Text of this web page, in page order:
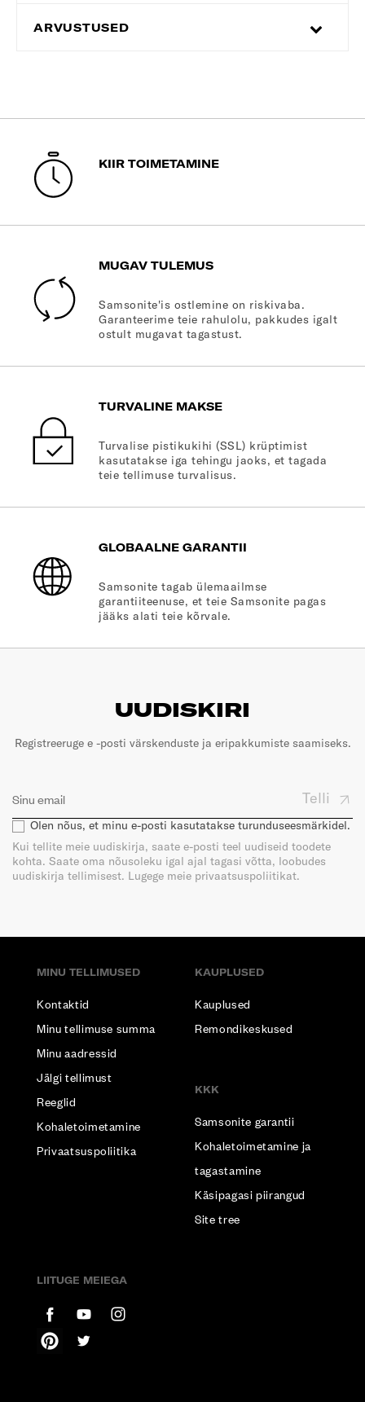
ARVUSTUSED
KIIR TOIMETAMINE
MUGAV TULEMUS
Samsonite'is ostlemine on riskivaba.
Garanteerime teie rahulolu, pakkudes igalt
ostult mugavat tagastust.
TURVALINE MAKSE
Turvalise pistikukihi (SSL) krüptimist
kasutatakse iga tehingu jaoks, et tagada
teie tellimuse turvalisus.
GLOBAALNE GARANTII
Samsonite tagab ülemaailmse
garantiiteenuse, et teie Samsonite pagas
jääks alati teie kõrvale.
UUDISKIRI
Registreeruge e -posti värskenduste ja eripakkumiste saamiseks.
Telli
Olen nõus, et minu e-posti kasutatakse turunduseesmärkidel.
Kui tellite meie uudiskirja, saate e-posti teel uudiseid toodete
kohta. Saate oma nõusoleku igal ajal tagasi võtta, loobudes
uudiskirja tellimisest. Lugege meie privaatsuspoliitikat.
MINU TELLIMUSED
Kontaktid
Minu tellimuse summa
Minu aadressid
Jälgi tellimust
Reeglid
Kohaletoimetamine
Privaatsuspoliitika
KAUPLUSED
Kauplused
Remondikeskused
KKK
Samsonite garantii
Kohaletoimetamine ja
tagastamine
Käsipagasi piirangud
Site tree
LIITUGE MEIEGA